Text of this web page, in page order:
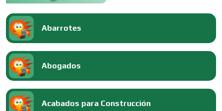
Abarrotes
Abogados
Acabados para Construcción